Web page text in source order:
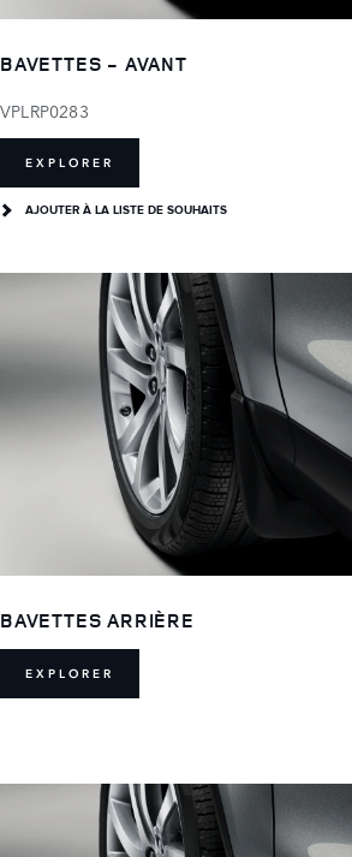
BAVETTES - AVANT
VPLRP0283
EXPLORER
AJOUTER À LA LISTE DE SOUHAITS
BAVETTES ARRIÈRE
EXPLORER